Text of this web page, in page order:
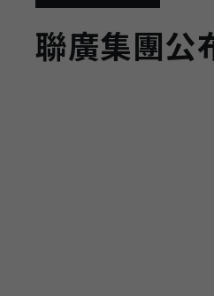
聯廣集團公